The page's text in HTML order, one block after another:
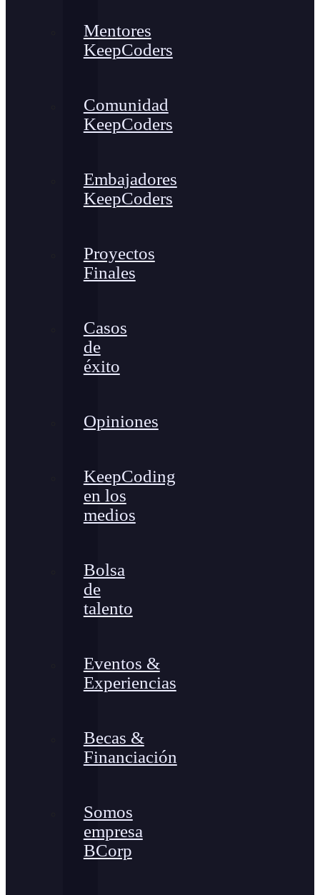
Mentores
KeepCoders
Comunidad
KeepCoders
Embajadores
KeepCoders
Proyectos
Finales
Casos
de
éxito
Opiniones
KeepCoding
en los
medios
Bolsa
de
talento
Eventos &
Experiencias
Becas &
Financiación
Somos
empresa
BCorp